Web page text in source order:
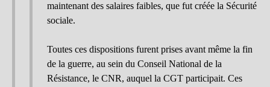
maintenant des salaires faibles, que fut créée la Sécurité
sociale.
Toutes ces dispositions furent prises avant même la fin
de la guerre, au sein du Conseil National de la
Résistance, le CNR, auquel la CGT participait. Ces